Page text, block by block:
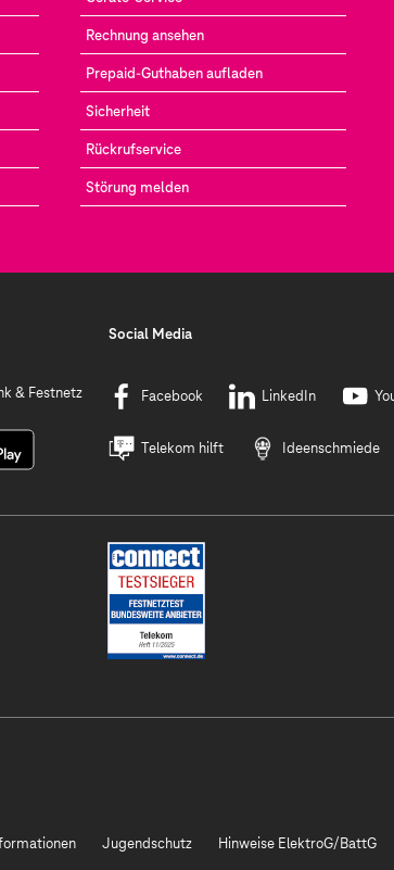
Rechnung ansehen
Prepaid-Guthaben aufladen
Sicherheit
Rückrufservice
Störung melden
& Festnetz
Social Media
Facebook LinkedIn
Telekom hilft Ideenschmiede
Jugendschutz Hinweise ElektroG/BattG